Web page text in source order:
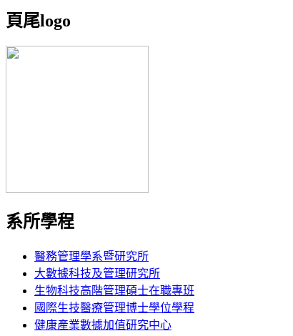
頁尾logo
系所學程
醫務管理學系暨研究所
大數據科技及管理研究所
生物科技高階管理碩士在職專班
國際生技醫療管理博士學位學程
健康產業數據加值研究中心